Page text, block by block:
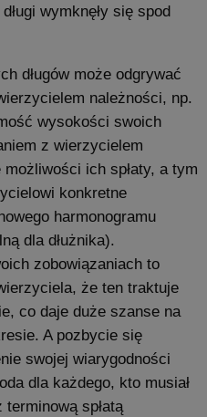
wymknęły się spod
długów może odgrywać
należności, np.
wysokości swoich
z wierzycielem
ich spłaty, a tym
konkretne
harmonogramu
dla dłużnika).
zobowiązaniach to
że ten traktuje
co daje duże szanse na
A pozbycie się
swojej wiarygodności
dla każdego, kto musiał
spłatą